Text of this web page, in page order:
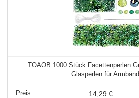
TOAOB 1000 Stück Facettenperlen
Glasperlen für
14,29 €